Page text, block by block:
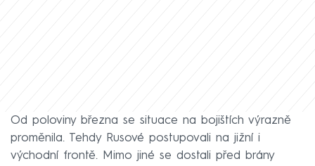
Od poloviny března se situace na bojištích výrazně
proměnila. Tehdy Rusové postupovali na jižní i
východní frontě. Mimo jiné se dostali před brány